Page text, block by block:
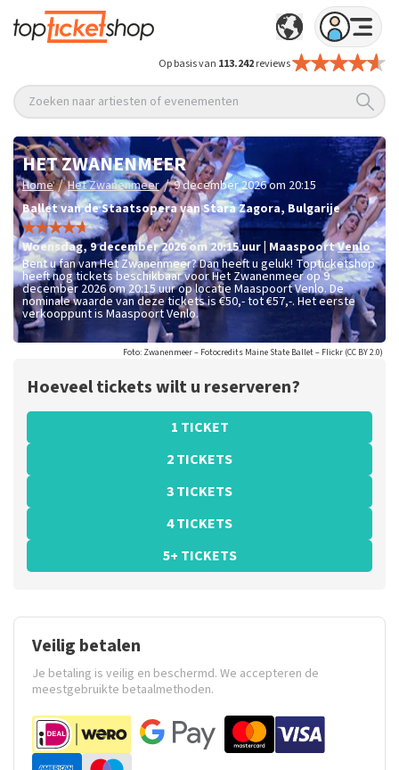
Op basis van 113.242reviews
Zoeken naar artiesten of evenementen
HET ZWANENMEER
Home / Het Zwanenmeer / 9 december 2026 om 20:15
Ballet van de Staatsopera van Stara Zagora, Bulgarije
woensdag, 9 december 2026 om 20:15uur MaaspoortVenlo
Bent u fan van Het Zwanenmeer? Dan heeft u geluk! Topticketshop
heeft nog tickets beschikbaar voor Het Zwanenmeer op 9
december 2026 om 20:15 uur op locatie Maaspoort Venlo. De
nominale waarde van deze tickets is €50,- tot €57,-. Het eerste
verkooppunt is Maaspoort Venlo.
Foto: Zwanenmeer – Fotocredits Maine State Ballet – Flickr (CC BY 2.0)
Hoeveel tickets wilt u reserveren?
1 TICKET
2 TICKETS
3 TICKETS
4 TICKETS
5+ TICKETS
Veilig betalen
Je betaling is veilig en beschermd. We accepteren de
meestgebruikte betaalmethoden.